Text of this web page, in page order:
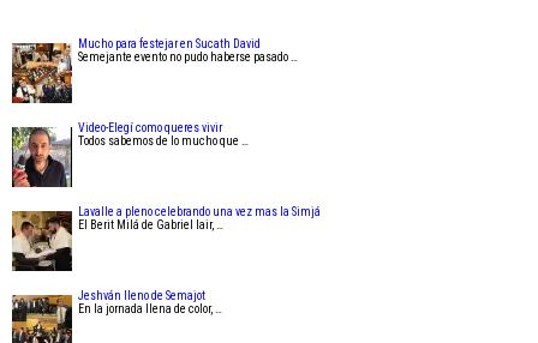
Mucho para festejar en Sucath David
Semejante evento no pudo haberse pasado …
Video-Elegí como queres vivir
Todos sabemos de lo mucho que …
Lavalle a pleno celebrando una vez mas la Simjá
El Berit Milá de Gabriel Iair, …
Jeshván lleno de Semajot
En la jornada llena de color, …